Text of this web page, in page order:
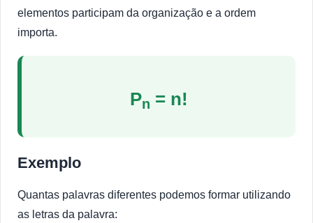
elementos participam da organização e a ordem
importa.
Pn = n!
Exemplo
Quantas palavras diferentes podemos formar utilizando
as letras da palavra: